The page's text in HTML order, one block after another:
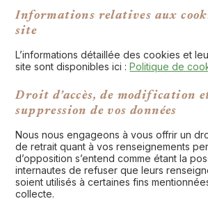
Informations relatives aux
site
L’informations détaillée des cookies et
site sont disponibles ici :Politique de
Droit d’accès, de modification
suppression de vos données
Nous nous engageons à vous offrir un
de retrait quant à vos renseignements
d’opposition s’entend comme étant la
internautes de refuser que leurs
soient utilisés à certaines fins
collecte.